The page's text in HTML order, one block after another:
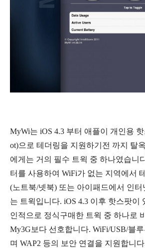
MyWi는 iOS 4.3 부터 애플이 개인용 핫
ot)으로 테더링을 지원하기전 까지 탈
에게는 거의 필수 트윅 중 하나였습니
터를 사용하여 WiFi가 없는 지역에서
(노트북/넷북) 또는 아이패드에서 인
는 트윅입니다. iOS 4.3 이후 핫스팟이
인적으로 정식구매한 트윅 중 하나로
My3G보다 선호합니다. WiFi/USB/블
며 WAP2 등의 보안 연결을 지원합니